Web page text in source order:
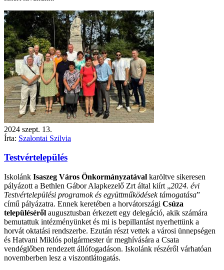
2024 szept. 13.
Írta: Szalontai Szilvia
Testvértelepülés
Iskolánk Isaszeg Város Önkormányzatával karöltve sikeresen
pályázott a Bethlen Gábor Alapkezelő Zrt által kiírt „2024. évi
Testvértelepülési programok és együttműködések támogatása”
című pályázatra. Ennek keretében a horvátországi Csúza
településéről augusztusban érkezett egy delegáció, akik számára
bemutattuk intézményünket és mi is bepillantást nyerhettünk a
horvát oktatási rendszerbe. Ezután részt vettek a városi ünnepségen
és Hatvani Miklós polgármester úr meghívására a Csata
vendéglőben rendezett állófogadáson. Iskolánk részéről várhatóan
novemberben lesz a viszontlátogatás.